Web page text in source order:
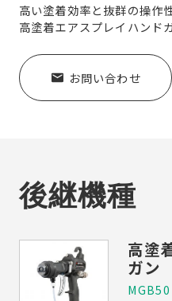
高い塗着効率と抜群の操作
高塗着エアスプレイハンド
お問い合わせ
後継機種
高塗
ガン
MGB50